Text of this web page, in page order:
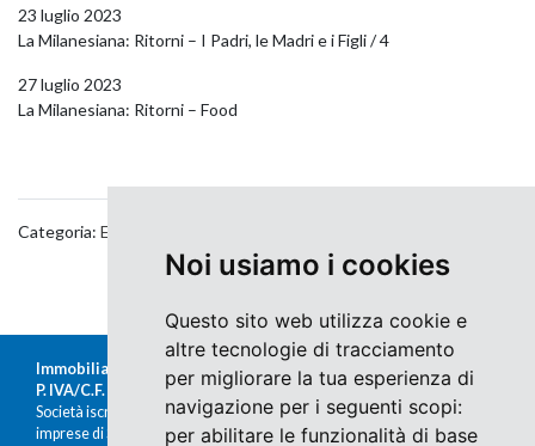
Noi usiamo i cookies
Questo sito web utilizza cookie e
altre tecnologie di tracciamento
per migliorare la tua esperienza di
navigazione per i seguenti scopi:
per abilitare le funzionalità di base
23 luglio 2023
La Milanesiana: Ritorni – I Padri, le Madri e i Figli / 4
27 luglio 2023
La Milanesiana: Ritorni – Food
Categoria: Eventi
Immobiliare Moretti s.r.l.
P. IVA/C.F. 00676380140
Società iscritta al Registro delle
imprese di Sondrio al n.47430